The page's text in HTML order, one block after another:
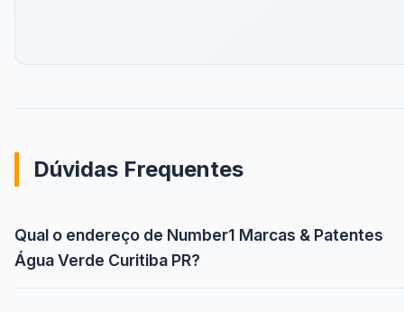
Dúvidas Frequentes
Qual o endereço de Number1 Marcas & Patentes
Água Verde Curitiba PR?